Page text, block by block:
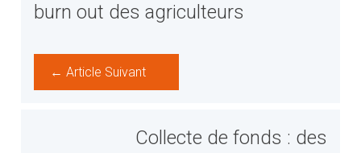
burn out des agriculteurs
← Article Suivant
Collecte de fonds : des